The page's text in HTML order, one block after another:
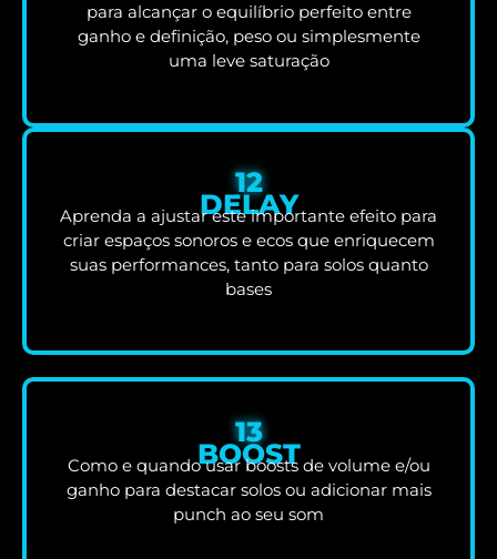
para alcançar o equilíbrio perfeito entre
ganho e definição, peso ou simplesmente
uma leve saturação
12
DELAY
Aprenda a ajustar este importante efeito para
criar espaços sonoros e ecos que enriquecem
suas performances, tanto para solos quanto
bases
13
BOOST
Como e quando usar boosts de volume e/ou
ganho para destacar solos ou adicionar mais
punch ao seu som